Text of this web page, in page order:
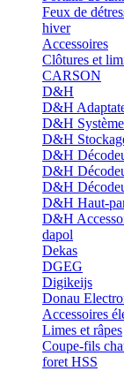
Feux de
hiver
Accessoires
Clôtures et
CARSON
D&H
D&H
D&H
D&H
D&H
D&H
D&H
D&H Haut-
D&H
dapol
Dekas
DGEG
Digikeijs
Donau
Accessoires
Limes et râpes
Coupe-fils
foret HSS